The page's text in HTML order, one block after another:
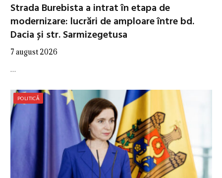
Strada Burebista a intrat în etapa de
modernizare: lucrări de amploare între bd.
Dacia și str. Sarmizegetusa
7 august 2026
…
POLITICĂ